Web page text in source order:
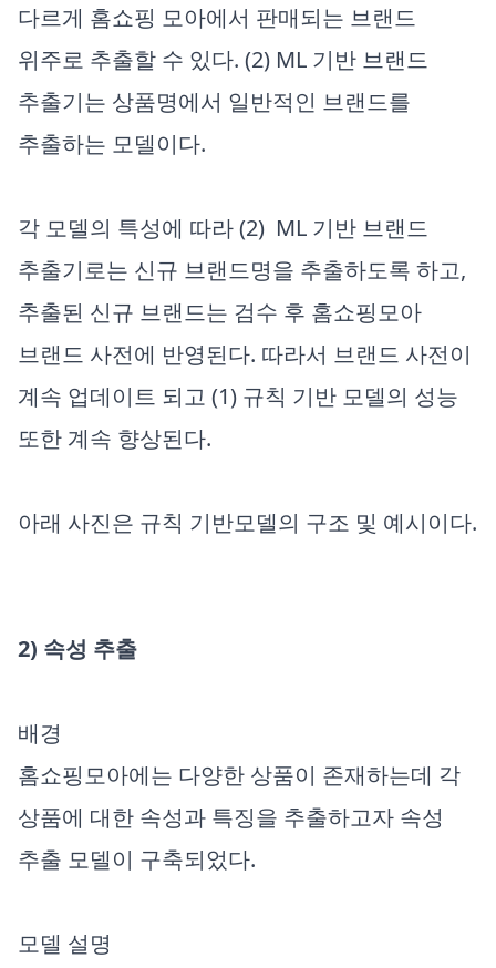
다르게 홈쇼핑 모아에서 판매되는 브랜드
위주로 추출할 수 있다. (2) ML 기반 브랜드
추출기는 상품명에서 일반적인 브랜드를
추출하는 모델이다.
각 모델의 특성에 따라 (2) ML 기반 브랜드
추출기로는 신규 브랜드명을 추출하도록 하고,
추출된 신규 브랜드는 검수 후 홈쇼핑모아
브랜드 사전에 반영된다. 따라서 브랜드 사전이
계속 업데이트 되고 (1) 규칙 기반 모델의 성능
또한 계속 향상된다.
아래 사진은 규칙 기반모델의 구조 및 예시이다.
2) 속성 추출
배경
홈쇼핑모아에는 다양한 상품이 존재하는데 각
상품에 대한 속성과 특징을 추출하고자 속성
추출 모델이 구축되었다.
모델 설명